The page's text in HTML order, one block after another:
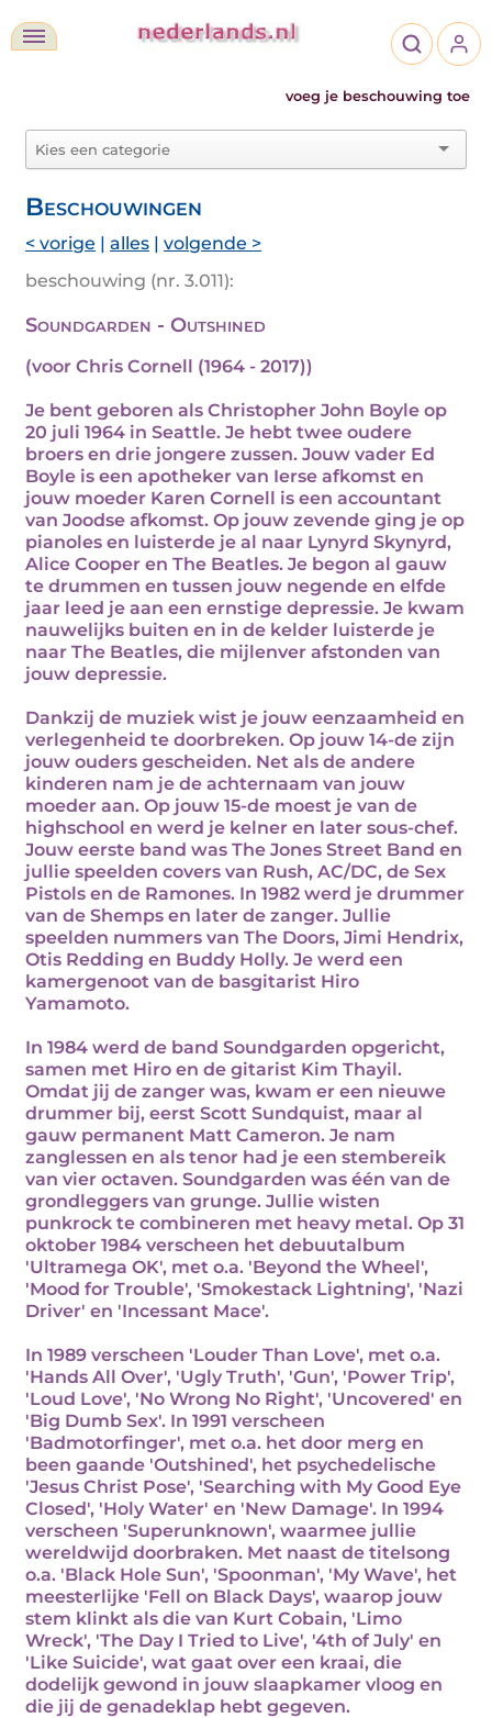
voeg je beschouwing toe
Beschouwingen
< vorige | alles | volgende >
beschouwing (nr. 3.011):
Soundgarden - Outshined
(voor Chris Cornell (1964 - 2017))
Je bent geboren als Christopher John Boyle op
20 juli 1964 in Seattle. Je hebt twee oudere
broers en drie jongere zussen. Jouw vader Ed
Boyle is een apotheker van Ierse afkomst en
jouw moeder Karen Cornell is een accountant
van Joodse afkomst. Op jouw zevende ging je op
pianoles en luisterde je al naar Lynyrd Skynyrd,
Alice Cooper en The Beatles. Je begon al gauw
te drummen en tussen jouw negende en elfde
jaar leed je aan een ernstige depressie. Je kwam
nauwelijks buiten en in de kelder luisterde je
naar The Beatles, die mijlenver afstonden van
jouw depressie.
Dankzij de muziek wist je jouw eenzaamheid en
verlegenheid te doorbreken. Op jouw 14-de zijn
jouw ouders gescheiden. Net als de andere
kinderen nam je de achternaam van jouw
moeder aan. Op jouw 15-de moest je van de
highschool en werd je kelner en later sous-chef.
Jouw eerste band was The Jones Street Band en
jullie speelden covers van Rush, AC/DC, de Sex
Pistols en de Ramones. In 1982 werd je drummer
van de Shemps en later de zanger. Jullie
speelden nummers van The Doors, Jimi Hendrix,
Otis Redding en Buddy Holly. Je werd een
kamergenoot van de basgitarist Hiro
Yamamoto.
In 1984 werd de band Soundgarden opgericht,
samen met Hiro en de gitarist Kim Thayil.
Omdat jij de zanger was, kwam er een nieuwe
drummer bij, eerst Scott Sundquist, maar al
gauw permanent Matt Cameron. Je nam
zanglessen en als tenor had je een stembereik
van vier octaven. Soundgarden was één van de
grondleggers van grunge. Jullie wisten
punkrock te combineren met heavy metal. Op 31
oktober 1984 verscheen het debuutalbum
'Ultramega OK', met o.a. 'Beyond the Wheel',
'Mood for Trouble', 'Smokestack Lightning', 'Nazi
Driver' en 'Incessant Mace'.
In 1989 verscheen 'Louder Than Love', met o.a.
'Hands All Over', 'Ugly Truth', 'Gun', 'Power Trip',
'Loud Love', 'No Wrong No Right', 'Uncovered' en
'Big Dumb Sex'. In 1991 verscheen
'Badmotorfinger', met o.a. het door merg en
been gaande 'Outshined', het psychedelische
'Jesus Christ Pose', 'Searching with My Good Eye
Closed', 'Holy Water' en 'New Damage'. In 1994
verscheen 'Superunknown', waarmee jullie
wereldwijd doorbraken. Met naast de titelsong
o.a. 'Black Hole Sun', 'Spoonman', 'My Wave', het
meesterlijke 'Fell on Black Days', waarop jouw
stem klinkt als die van Kurt Cobain, 'Limo
Wreck', 'The Day I Tried to Live', '4th of July' en
'Like Suicide', wat gaat over een kraai, die
dodelijk gewond in jouw slaapkamer vloog en
die jij de genadeklap hebt gegeven.